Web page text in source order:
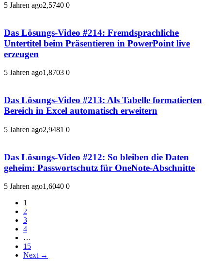
5 Jahren ago2,5740 0
Das Lösungs-Video #214: Fremdsprachliche
Untertitel beim Präsentieren in PowerPoint live
erzeugen
5 Jahren ago1,8703 0
Das Lösungs-Video #213: Als Tabelle formatierten
Bereich in Excel automatisch erweitern
5 Jahren ago2,9481 0
Das Lösungs-Video #212: So bleiben die Daten
geheim: Passwortschutz für OneNote-Abschnitte
5 Jahren ago1,6040 0
1
2
3
4
…
15
Next →